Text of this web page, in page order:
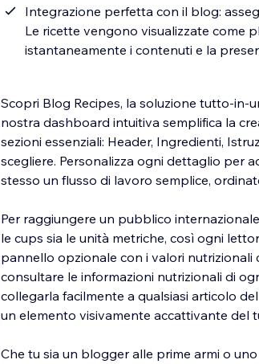
Integrazione perfetta con il blog:
Le ricette vengono visualizzate come
istantaneamente i contenuti e la
Scopri Blog Recipes, la soluzione tutto-in-
nostra dashboard intuitiva semplifica la
sezioni essenziali: Header, Ingredienti,
scegliere. Personalizza ogni dettaglio per
stesso un flusso di lavoro semplice,
Per raggiungere un pubblico
le cups sia le unità metriche, così ogni
pannello opzionale con i valori
consultare le informazioni nutrizionali di
collegarla facilmente a qualsiasi articolo
un elemento visivamente accattivante del
Che tu sia un blogger alle prime armi o